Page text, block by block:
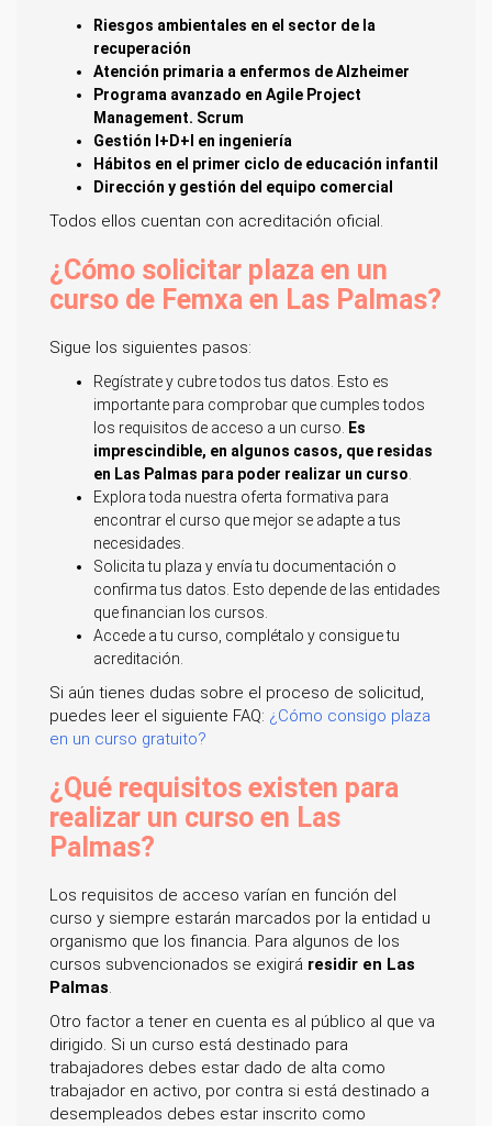
Riesgos ambientales en el sector de la
recuperación
Atención primaria a enfermos de Alzheimer
Programa avanzado en Agile Project
Management. Scrum
Gestión I+D+I en ingeniería
Hábitos en el primer ciclo de educación infantil
Dirección y gestión del equipo comercial
Todos ellos cuentan con acreditación oficial.
¿Cómo solicitar plaza en un
curso de Femxa en Las Palmas?
Sigue los siguientes pasos:
Regístrate y cubre todos tus datos. Esto es
importante para comprobar que cumples todos
los requisitos de acceso a un curso.
Es
imprescindible, en algunos casos, que residas
en Las Palmas para poder realizar un curso
Explora toda nuestra oferta formativa para
encontrar el curso que mejor se adapte a tus
necesidades.
Solicita tu plaza y envía tu documentación o
confirma tus datos. Esto depende de las entidades
que financian los cursos.
Accede a tu curso, complétalo y consigue tu
acreditación.
Si aún tienes dudas sobre el proceso de solicitud,
puedes leer el siguiente FAQ: ¿Cómo consigo plaza
en un curso gratuito?
¿Qué requisitos existen para
realizar un curso en Las
Palmas?
Los requisitos de acceso varían en función del
curso y siempre estarán marcados por la entidad u
organismo que los financia. Para algunos de los
cursos subvencionados se exigirá residir en Las
Palmas.
Otro factor a tener en cuenta es al público al que va
dirigido. Si un curso está destinado para
trabajadores debes estar dado de alta como
trabajador en activo, por contra si está destinado a
desempleados debes estar inscrito como